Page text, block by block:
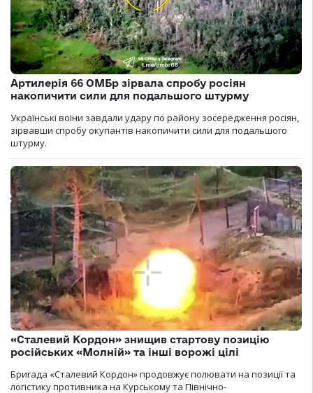
Артилерія 66 ОМБр зірвала спробу росіян
накопичити сили для подальшого штурму
Українські воїни завдали удару по району зосередження росіян,
зірвавши спробу окупантів накопичити сили для подальшого
штурму.
«Сталевий Кордон» знищив стартову позицію
російських «Молній» та інші ворожі цілі
Бригада «Сталевий Кордон» продовжує полювати на позиції та
логістику противника на Курському та Північно-